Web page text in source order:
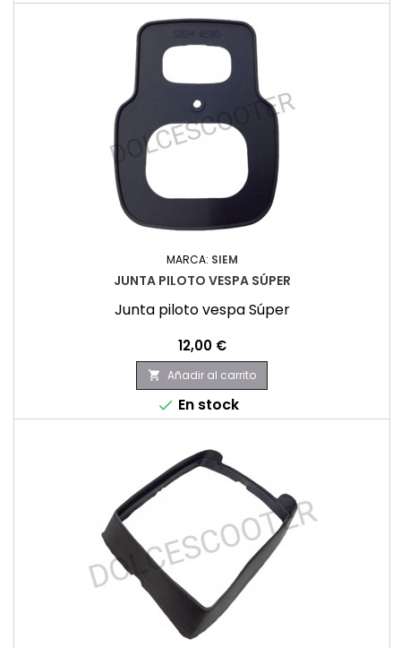
MARCA: SIEM
JUNTA PILOTO VESPA SÚPER
Junta piloto vespa Súper
Precio
12,00 €
 Añadir al carrito
 En stock